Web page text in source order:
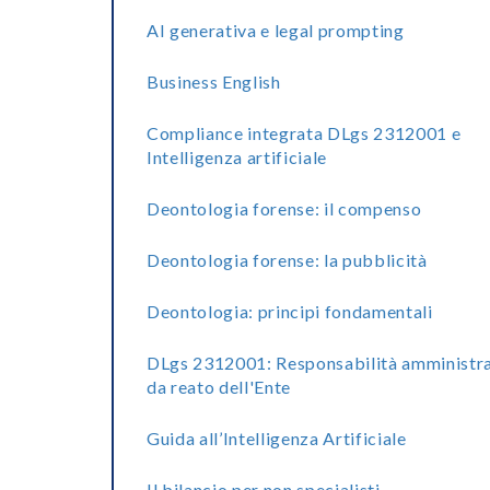
AI generativa e legal prompting
Business English
Compliance integrata DLgs 2312001 e
Intelligenza artificiale
Deontologia forense: il compenso
Deontologia forense: la pubblicità
Deontologia: principi fondamentali
DLgs 2312001: Responsabilità
da reato dell'Ente
Guida all’Intelligenza Artificiale